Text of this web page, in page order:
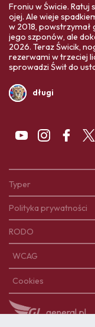
Froniu w Świcie. Ratuj
ojej. Ale wieje
w 2018, powstrzymał
jego szponów, ale
2026. Teraz Świcik,
rezerwami w trzeciej
sprowadzi Świt do
długi
Typer
Polityka prywatności
RODO
WCAG
Cookies
general.pl